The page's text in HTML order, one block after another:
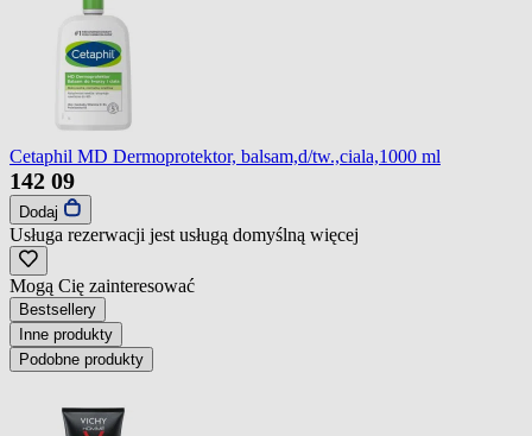
Cetaphil MD Dermoprotektor, balsam,d/tw.,ciala,1000 ml
142 09
Dodaj
Usługa rezerwacji jest usługą domyślną więcej
Mogą Cię zainteresować
Bestsellery
Inne produkty
Podobne produkty